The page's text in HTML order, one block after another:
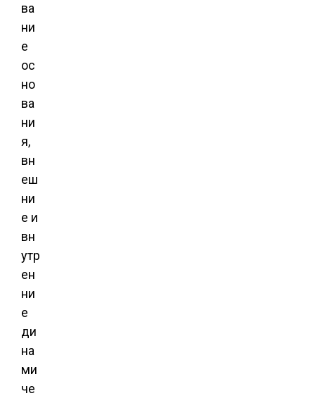
ва
ни
е
ос
но
ва
ни
я,
вн
еш
ни
е и
вн
утр
ен
ни
е
ди
на
ми
че